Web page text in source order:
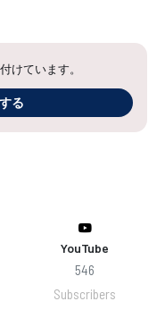
けています。
る
YouTube
546
Subscribers